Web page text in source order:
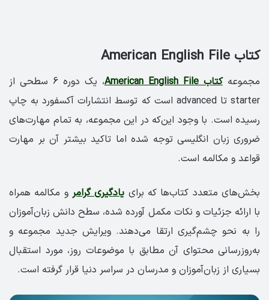
کتاب American English File
مجموعهکتاب American English File
، یک دوره 6 سطحی از
starter تا advanced است که توسط انتشارات آکسفورد به چاپ
رسیده است. با وجود این‌که در این مجموعه، به تمام مهارت‌های
ضروری زبان انگلیسی توجه شده اما تاکید بیشتر آن بر مهارت
قواعد و مکالمه است.
بخش‌های متعدد کتاب‌ها که برای یادگیری گرامر و مکالمه همراه
با ارائه جزئیات و نکات مکمل آورده شده، سطح دانش زبان‌آموزان
را به نحو چشم‌گیری ارتقا می‌دهند. ویرایش جدید مجموعه و
به‌روزرسانی محتوای آن مطابق با موضوعات روز، مورد استقبال
بسیاری از زبان‌آموزان و مدرسان در سراسر دنیا قرار گرفته است.